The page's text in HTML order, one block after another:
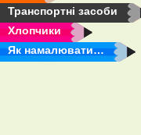
Транспортні засоби
Хлопчики
Як намалювати…